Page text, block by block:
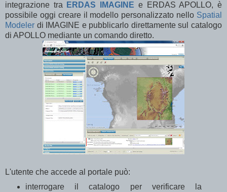
integrazione tra
ERDAS IMAGINE e ERDAS APOLLO, è
possibile oggi creare il modello personalizzato nello Spatial
Modeler di IMAGINE e pubblicarlo direttamente sul catalogo
di APOLLO mediante un comando diretto.
L'utente che accede al portale può:
interrogare il catalogo per verificare la